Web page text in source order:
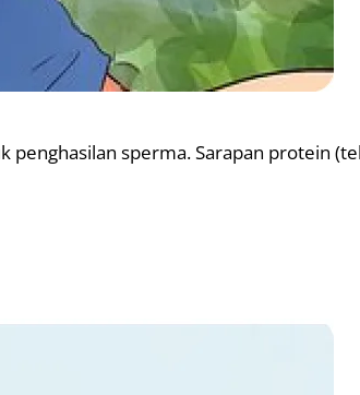
penghasilan sperma. Sarapan protein